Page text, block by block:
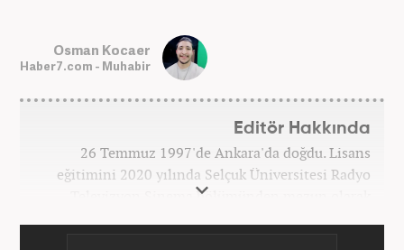
Osman Kocaer
Haber7.com - Muhabir
Editör Hakkında
26 Temmuz 1997'de Ankara'da doğdu. Lisans
eğitimini 2020 yılında Selçuk Üniversitesi Radyo
Televizyon Sinema bölümünden mezun olarak